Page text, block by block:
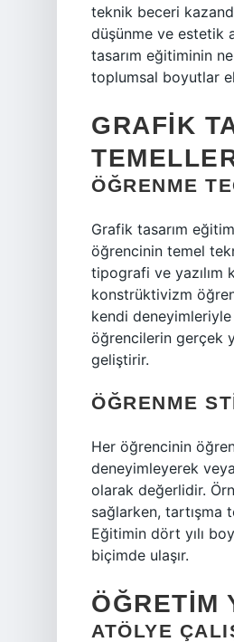
teknik beceri
düşünme ve estetik
tasarım eğitiminin
toplumsal boyutlar
GRAFIK
ÖĞRENME
Grafik tasarım
öğrencinin temel
tipografi ve yazılım
konstrüktivizm
kendi
öğrencilerin gerçek
geliştirir.
ÖĞRENME
Her öğrencinin
deneyimleyerek
olarak değerlidir.
sağlarken, tartışma
Eğitimin dört yılı
biçimde ulaşır.
ÖĞRETIM
ATÖLYE